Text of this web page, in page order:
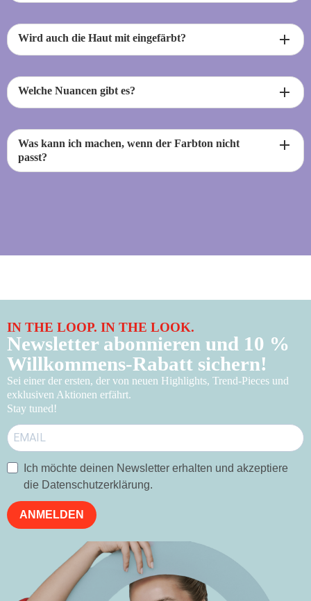
Wird auch die Haut mit eingefärbt? add
Welche Nuancen gibt es? add
Was kann ich machen, wenn der Farbton nicht
passt?
add
IN THE LOOP. IN THE LOOK.
Newsletter abonnieren und 10 %
Willkommens-Rabatt sichern!
Sei einer der ersten, der von neuen Highlights, Trend-Pieces und
exklusiven Aktionen erfährt.
Stay tuned!
Ich möchte deinen Newsletter erhalten und akzeptiere
die Datenschutzerklärung.
ANMELDEN